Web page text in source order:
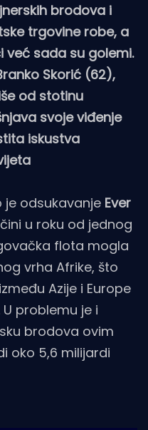
brodova i
trgovine robe, a
već sada su golemi.
Skorić (62),
od stotinu
svoje viđenje
iskustva
je odsukavanje Ever
u roku od jednog
flota mogla
vrha Afrike, što
Azije i Europe
problemu je i
brodova ovim
oko 5,6 milijardi